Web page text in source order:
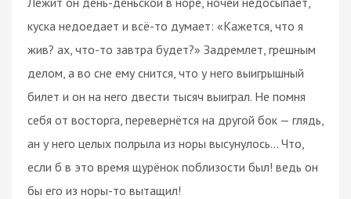
куска недоедает и всё-то думает: «Кажется, что я
жив? ах, что-то завтра будет?» Задремлет, грешным
делом, а во сне ему снится, что у него выигрышный
билет и он на него двести тысяч выиграл. Не помня
себя от восторга, перевернётся на другой бок — глядь,
ан у него целых полрыла из норы высунулось… Что,
если б в это время щурёнок поблизости был! ведь он
бы его из норы-то вытащил!